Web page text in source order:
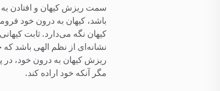
سمت ریزش کیهان و افتادن به
باشد، کیهان به درون خود
کیهان نگه می‌دارد. ثابت
نشانه‌ای از نظم الهی باشد که
ریزش کیهان به درون خود، در
مگر آنکه خود اراده کند.